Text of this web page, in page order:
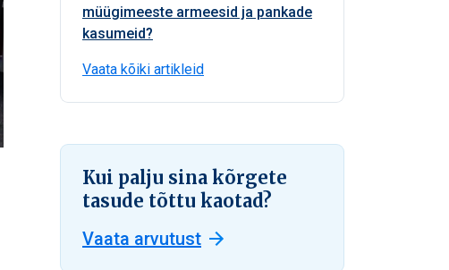
müügimeeste armeesid ja pankade
kasumeid?
Vaata kõiki artikleid
Kui palju sina kõrgete
tasude tõttu kaotad?
Vaata arvutust